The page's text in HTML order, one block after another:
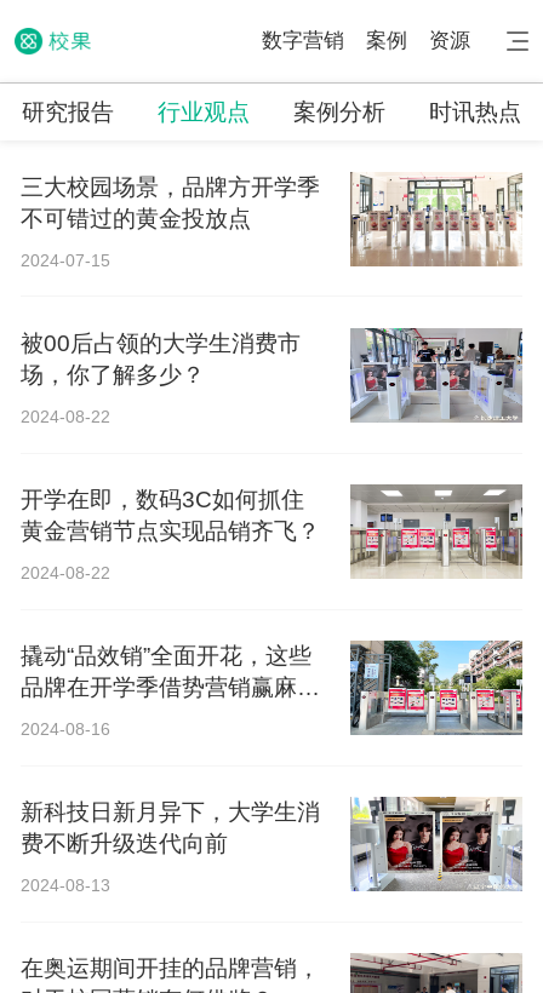
数字营销 案例 资源
研究报告 行业观点 案例分析 时讯热点
三大校园场景，品牌方开学季
不可错过的黄金投放点
2024-07-15
被00后占领的大学生消费市
场，你了解多少？
2024-08-22
开学在即，数码3C如何抓住
黄金营销节点实现品销齐飞？
2024-08-22
撬动“品效销”全面开花，这些
品牌在开学季借势营销赢麻
了！
2024-08-16
新科技日新月异下，大学生消
费不断升级迭代向前
2024-08-13
在奥运期间开挂的品牌营销，